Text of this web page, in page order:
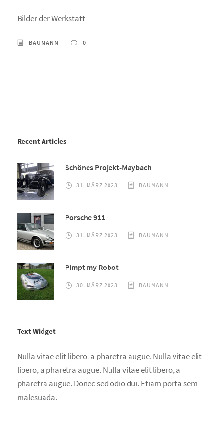
Bilder der Werkstatt
BAUMANN 0
Recent Articles
Schönes Projekt-Maybach
31. MÄRZ 2023 BAUMANN
Porsche 911
31. MÄRZ 2023 BAUMANN
Pimpt my Robot
30. MÄRZ 2023 BAUMANN
Text Widget
Nulla vitae elit libero, a pharetra augue. Nulla vitae elit
libero, a pharetra augue. Nulla vitae elit libero, a
pharetra augue. Donec sed odio dui. Etiam porta sem
malesuada.